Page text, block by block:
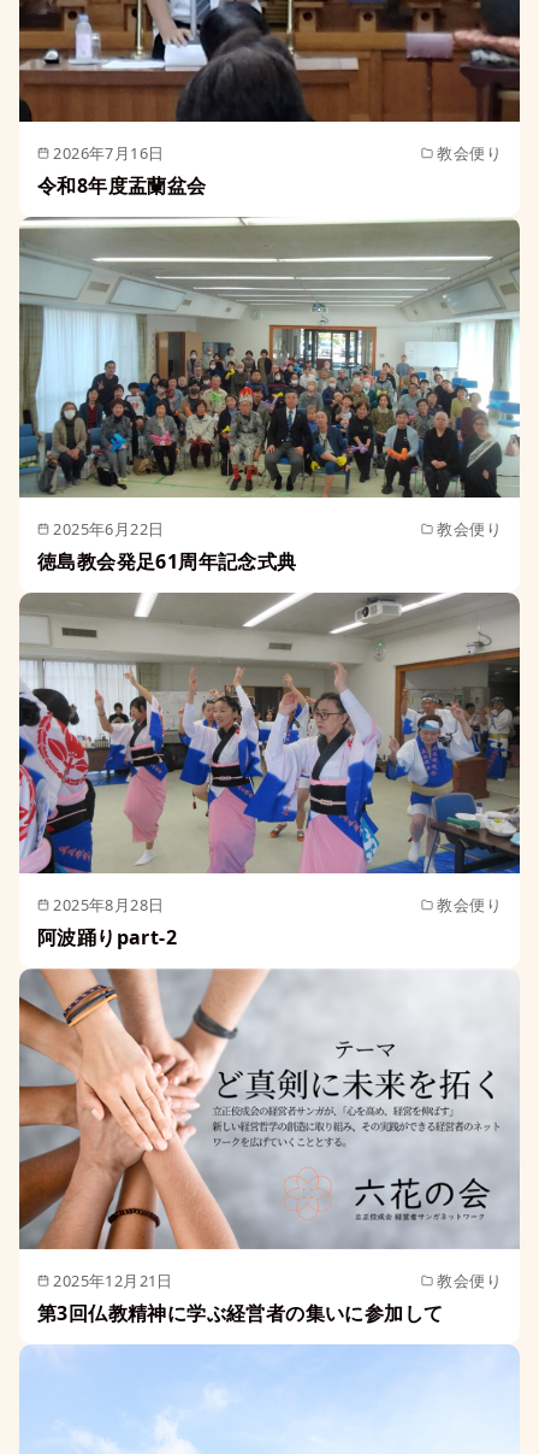
2026年7月16日 教会便り
令和8年度盂蘭盆会
2025年6月22日 教会便り
徳島教会発足61周年記念式典
2025年8月28日 教会便り
阿波踊りpart-2
2025年12月21日 教会便り
第3回仏教精神に学ぶ経営者の集いに参加して